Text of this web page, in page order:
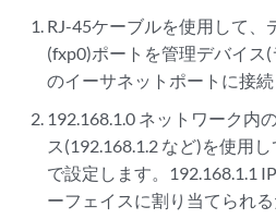
RJ-45ケーブルを使用して、
(fxp0)ポートを管理デバイス
のイーサネットポートに接続
192.168.1.0 ネットワーク内
ス(192.168.1.2 など)を使用
で設定します。192.168.1.1
ーフェイスに割り当てられ